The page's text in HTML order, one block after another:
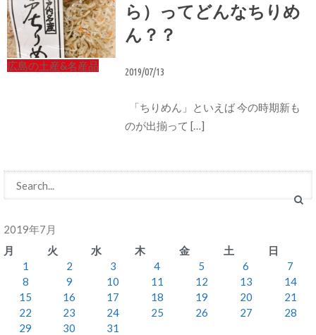
広島の土産&名産品
ら）ってどんなちりめ
ん？？
2019/07/13
「ちりめん」といえば 今の時期新も
のが出揃って […]
2019年7月
月
火 水 木 金 土
日
1
2 3 4 5 6
7
8
9 10 11 12 13
14
15
16 17 18 19 20
21
22
23 24 25 26 27
28
29
30
31